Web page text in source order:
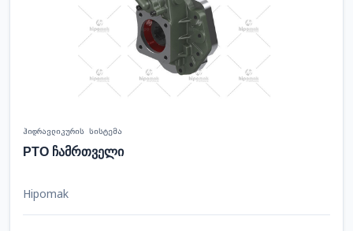
ჰიდრავლიკურის სისტემა
PTO ჩამრთველი
Hipomak